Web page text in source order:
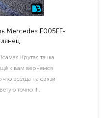
Mercedes E005EE-
Крутая тачка
к вам вернемся
всегда на связи
точно !!!..